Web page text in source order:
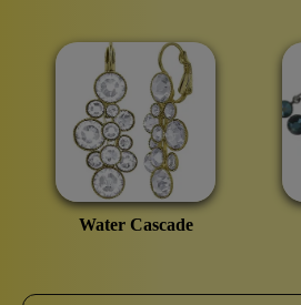
Water Cascade